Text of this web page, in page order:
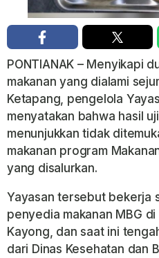
PONTIANAK – Menyikapi
makanan yang dialami
Ketapang, pengelola
menyatakan bahwa hasil
menunjukkan tidak
makanan program
yang disalurkan.
Yayasan tersebut bekerja
penyedia makanan MBG
Kayong, dan saat ini
dari Dinas Kesehatan dan